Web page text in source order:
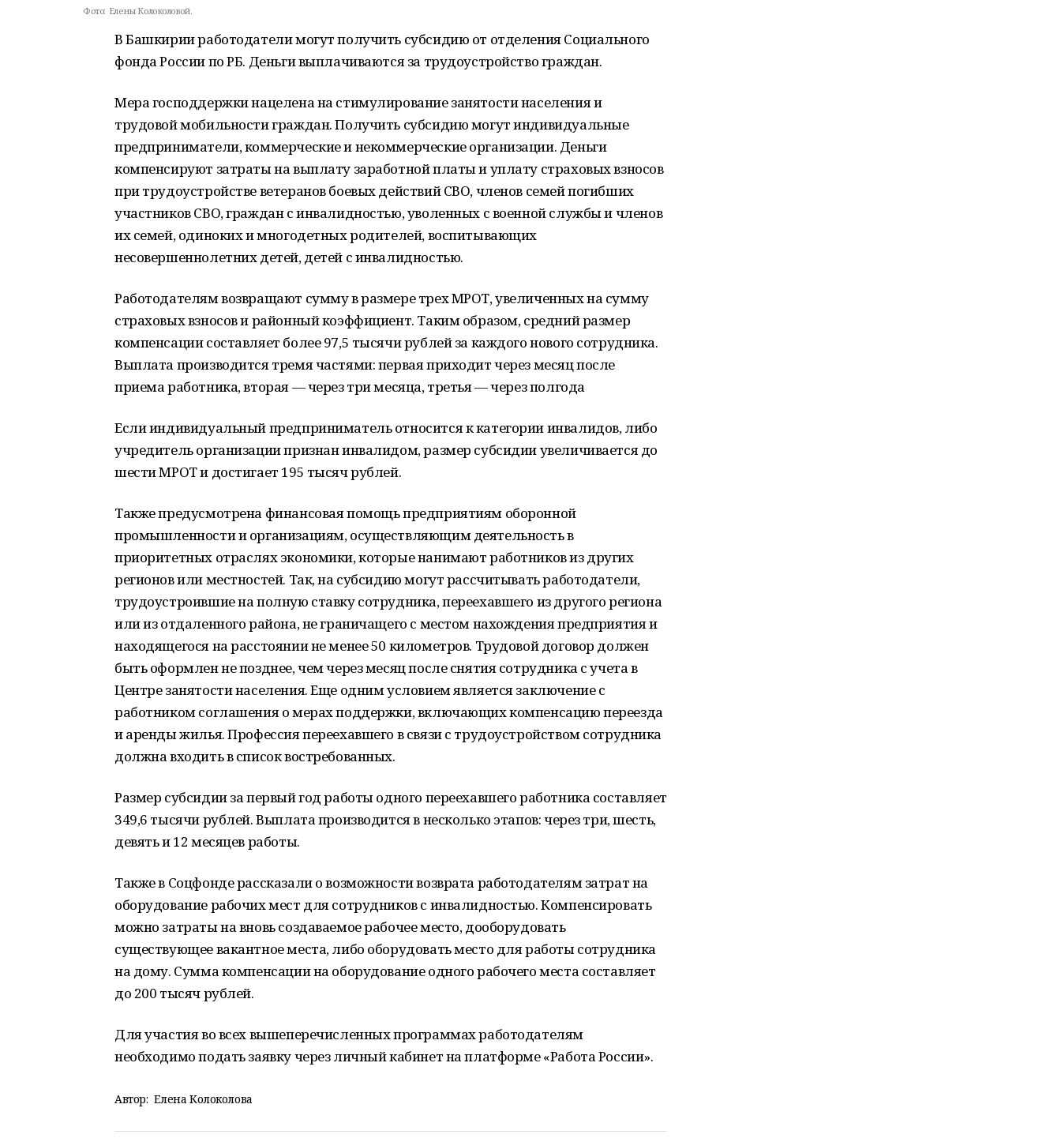
Фото: Елены Колоколовой.
В Башкирии работодатели могут получить субсидию от отделения Социального
фонда России по РБ. Деньги выплачиваются за трудоустройство граждан.
Мера господдержки нацелена на стимулирование занятости населения и
трудовой мобильности граждан. Получить субсидию могут индивидуальные
предприниматели, коммерческие и некоммерческие организации. Деньги
компенсируют затраты на выплату заработной платы и уплату страховых взносов
при трудоустройстве ветеранов боевых действий СВО, членов семей погибших
участников СВО, граждан с инвалидностью, уволенных с военной службы и членов
их семей, одиноких и многодетных родителей, воспитывающих
несовершеннолетних детей, детей с инвалидностью.
Работодателям возвращают сумму в размере трех МРОТ, увеличенных на сумму
страховых взносов и районный коэффициент. Таким образом, средний размер
компенсации составляет более 97,5 тысячи рублей за каждого нового сотрудника.
Выплата производится тремя частями: первая приходит через месяц после
приема работника, вторая — через три месяца, третья — через полгода
Если индивидуальный предприниматель относится к категории инвалидов, либо
учредитель организации признан инвалидом, размер субсидии увеличивается до
шести МРОТ и достигает 195 тысяч рублей.
Также предусмотрена финансовая помощь предприятиям оборонной
промышленности и организациям, осуществляющим деятельность в
приоритетных отраслях экономики, которые нанимают работников из других
регионов или местностей. Так, на субсидию могут рассчитывать работодатели,
трудоустроившие на полную ставку сотрудника, переехавшего из другого региона
или из отдаленного района, не граничащего с местом нахождения предприятия и
находящегося на расстоянии не менее 50 километров. Трудовой договор должен
быть оформлен не позднее, чем через месяц после снятия сотрудника с учета в
Центре занятости населения. Еще одним условием является заключение с
работником соглашения о мерах поддержки, включающих компенсацию переезда
и аренды жилья. Профессия переехавшего в связи с трудоустройством сотрудника
должна входить в список востребованных.
Размер субсидии за первый год работы одного переехавшего работника составляет
349,6 тысячи рублей. Выплата производится в несколько этапов: через три, шесть,
девять и 12 месяцев работы.
Также в Соцфонде рассказали о возможности возврата работодателям затрат на
оборудование рабочих мест для сотрудников с инвалидностью. Компенсировать
можно затраты на вновь создаваемое рабочее место, дооборудовать
существующее вакантное места, либо оборудовать место для работы сотрудника
на дому. Сумма компенсации на оборудование одного рабочего места составляет
до 200 тысяч рублей.
Для участия во всех вышеперечисленных программах работодателям
необходимо подать заявку через личный кабинет на платформе «Работа России».
Автор: Елена Колоколова